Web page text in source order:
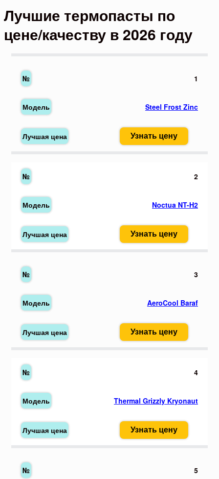
Лучшие термопасты по
цене/качеству в 2026 году
1
Steel Frost Zinc
Узнать цену
2
Noctua NT-H2
Узнать цену
3
AeroCool Baraf
Узнать цену
4
Thermal Grizzly Kryonaut
Узнать цену
5